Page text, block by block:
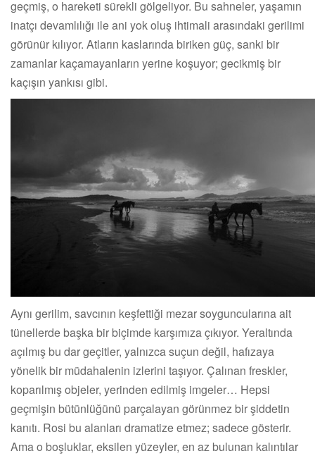
geçmiş, o hareketi sürekli gölgeliyor. Bu sahneler, yaşamın
inatçı devamlılığı ile ani yok oluş ihtimali arasındaki gerilimi
görünür kılıyor. Atların kaslarında biriken güç, sanki bir
zamanlar kaçamayanların yerine koşuyor; gecikmiş bir
kaçışın yankısı gibi.
Aynı gerilim, savcının keşfettiği mezar soyguncularına ait
tünellerde başka bir biçimde karşımıza çıkıyor. Yeraltında
açılmış bu dar geçitler, yalnızca suçun değil, hafızaya
yönelik bir müdahalenin izlerini taşıyor. Çalınan freskler,
koparılmış objeler, yerinden edilmiş imgeler… Hepsi
geçmişin bütünlüğünü parçalayan görünmez bir şiddetin
kanıtı. Rosi bu alanları dramatize etmez; sadece gösterir.
Ama o boşluklar, eksilen yüzeyler, en az bulunan kalıntılar